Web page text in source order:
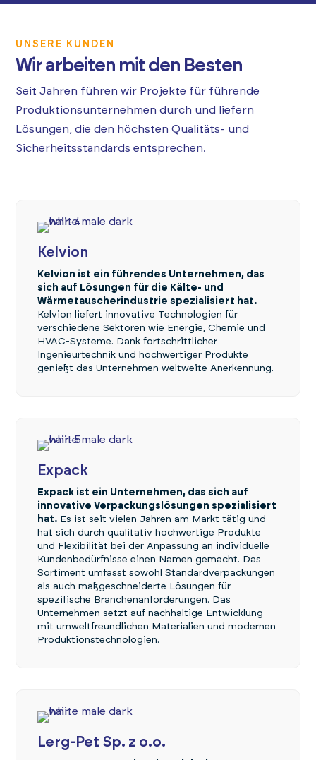
UNSERE KUNDEN
Wir arbeiten mit den Besten
Seit Jahren führen wir Projekte für führende
Produktionsunternehmen durch und liefern
Lösungen, die den höchsten Qualitäts- und
Sicherheitsstandards entsprechen.
Kelvion
Kelvion ist ein führendes Unternehmen, das
sich auf Lösungen für die Kälte- und
Wärmetauscherindustrie spezialisiert hat.
Kelvion liefert innovative Technologien für
verschiedene Sektoren wie Energie, Chemie und
HVAC-Systeme. Dank fortschrittlicher
Ingenieurtechnik und hochwertiger Produkte
genießt das Unternehmen weltweite Anerkennung.
Expack
Expack ist ein Unternehmen, das sich auf
innovative Verpackungslösungen spezialisiert
hat. Es ist seit vielen Jahren am Markt tätig und
hat sich durch qualitativ hochwertige Produkte
und Flexibilität bei der Anpassung an individuelle
Kundenbedürfnisse einen Namen gemacht. Das
Sortiment umfasst sowohl Standardverpackungen
als auch maßgeschneiderte Lösungen für
spezifische Branchenanforderungen. Das
Unternehmen setzt auf nachhaltige Entwicklung
mit umweltfreundlichen Materialien und modernen
Produktionstechnologien.
Lerg-Pet Sp. z o.o.